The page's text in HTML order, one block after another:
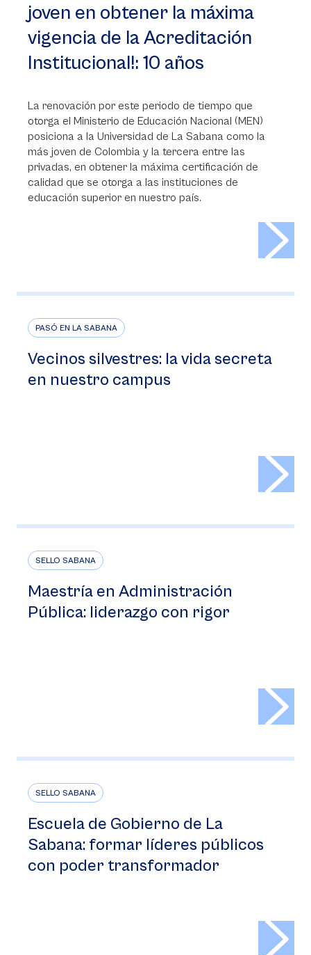
joven en obtener la máxima
vigencia de la Acreditación
Institucional!: 10 años
La renovación por este periodo de tiempo que
otorga el Ministerio de Educación Nacional (MEN)
posiciona a la Universidad de La Sabana como la
más joven de Colombia y la tercera entre las
privadas, en obtener la máxima certificación de
calidad que se otorga a las instituciones de
educación superior en nuestro país.
PASÓ EN LA SABANA
Vecinos silvestres: la vida secreta
en nuestro campus
SELLO SABANA
Maestría en Administración
Pública: liderazgo con rigor
SELLO SABANA
Escuela de Gobierno de La
Sabana: formar líderes públicos
con poder transformador